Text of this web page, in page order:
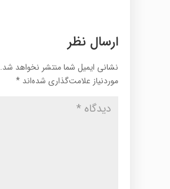
ارسال نظر
نشانی ایمیل شما منتشر نخواهد شد.
موردنیاز علامت‌گذاری شده‌اند *